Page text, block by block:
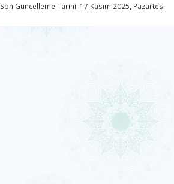
Son Güncelleme Tarihi: 17 Kasım 2025, Pazartesi